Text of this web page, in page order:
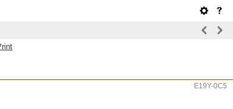
E19Y-0C5